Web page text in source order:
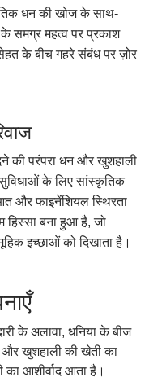
धन की खोज के साथ-
समग्र महत्व पर प्रकाश
के बीच गहरे संबंध पर ज़ोर
की परंपरा धन और खुशहाली
के लिए सांस्कृतिक
और फाइनेंशियल स्थिरता
हिस्सा बना हुआ है, जो
इच्छाओं को दिखाता है।
के अलावा, धनिया के बीज
और खुशहाली की खेती का
का आशीर्वाद आता है।